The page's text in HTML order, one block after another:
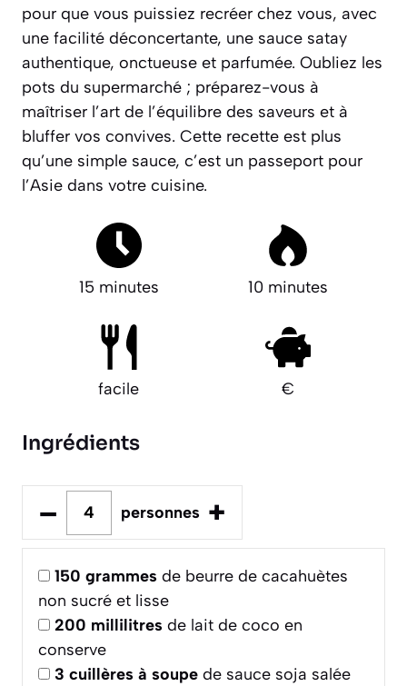
pour que vous puissiez recréer chez vous, avec
une facilité déconcertante, une sauce satay
authentique, onctueuse et parfumée. Oubliez les
pots du supermarché ; préparez-vous à
maîtriser l’art de l’équilibre des saveurs et à
bluffer vos convives. Cette recette est plus
qu’une simple sauce, c’est un passeport pour
l’Asie dans votre cuisine.
15 minutes 10 minutes
facile €
Ingrédients
– personnes +
150 grammes de beurre de cacahuètes
non sucré et lisse
200 millilitres de lait de coco en
conserve
3 cuillères à soupe de sauce soja salée